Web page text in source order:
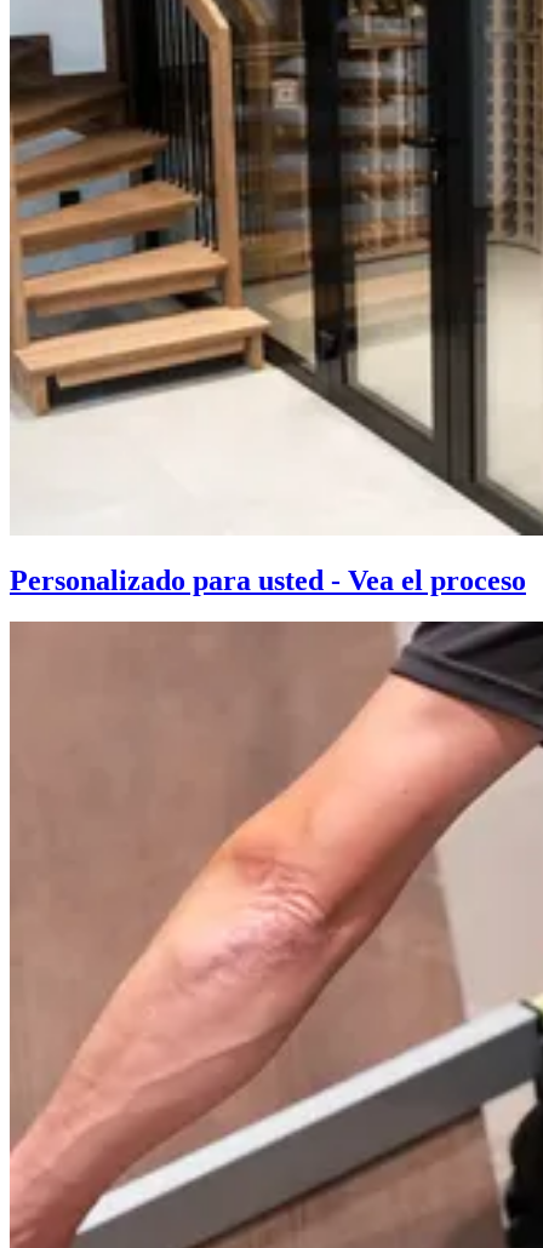
Personalizado para usted - Vea el proceso